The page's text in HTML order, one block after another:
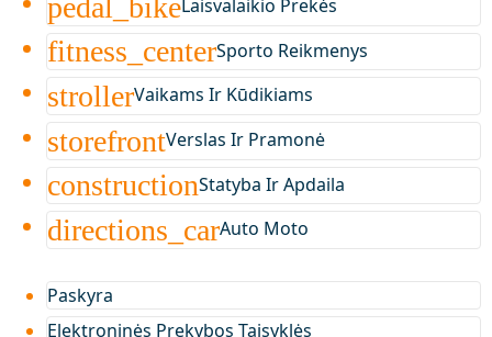
pedal_bikeLaisvalaikio Prekės
fitness_centerSporto Reikmenys
strollerVaikams Ir Kūdikiams
storefrontVerslas Ir Pramonė
constructionStatyba Ir Apdaila
directions_carAuto Moto
Paskyra
Elektroninės Prekybos Taisyklės